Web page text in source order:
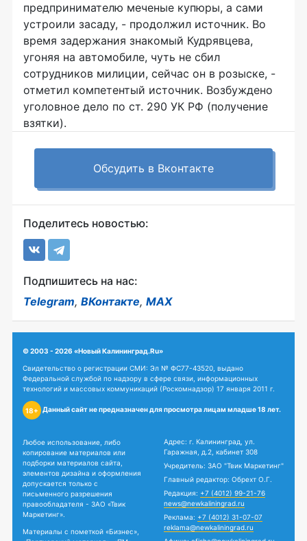
предпринимателю меченые купюры, а сами
устроили засаду, - продолжил источник. Во
время задержания знакомый Кудрявцева,
угоняя на автомобиле, чуть не сбил
сотрудников милиции, сейчас он в розыске, -
отметил компетентый источник. Возбуждено
уголовное дело по ст. 290 УК РФ (получение
взятки).
Обсудить в Вконтакте
Поделитесь новостью:
Подпишитесь на нас:
Telegram, ВКонтакте, MAX
© 2003 - 2026 «Новый Калининград.Ru»
Свидетельство о регистрации СМИ: Эл № ФС77-43520, выдано
Федеральной службой по надзору в сфере связи, информационных
технологий и массовых коммуникаций (Роскомнадзор) 17 января 2011 г.
18+ Данный сайт не предназначен для просмотра лицам младше 18 лет.
Любое использование, либо
копирование материалов или
подборки материалов сайта,
элементов дизайна и оформления
допускается только с
письменного разрешения
правообладателя - ЗАО «Твик
Маркетинг».
Материалы с пометкой «Бизнес»,
Адрес: г. Калининград, ул.
Гаражная, д.2, кабинет 308
Учредитель: ЗАО "Твик Маркетинг"
Главный редактор: Обрехт О.Г.
Редакция: +7 (4012) 99-21-76
news@newkaliningrad.ru
Реклама: +7 (4012) 31-07-07
reklama@newkaliningrad.ru